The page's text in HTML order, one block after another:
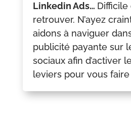
Linkedin Ads… Difficile
retrouver. N’ayez
aidons à naviguer
publicité payante sur
sociaux afin d’activer
leviers pour vous